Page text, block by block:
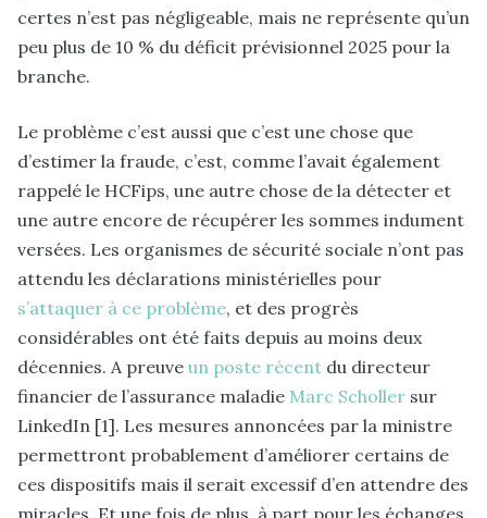
certes n’est pas négligeable, mais ne représente qu’un
peu plus de 10 % du déficit prévisionnel 2025 pour la
branche.
Le problème c’est aussi que c’est une chose que
d’estimer la fraude, c’est, comme l’avait également
rappelé le HCFips, une autre chose de la détecter et
une autre encore de récupérer les sommes indument
versées. Les organismes de sécurité sociale n’ont pas
attendu les déclarations ministérielles pour
s’attaquer à ce problème, et des progrès
considérables ont été faits depuis au moins deux
décennies. A preuve un poste récent du directeur
financier de l’assurance maladie Marc Scholler sur
LinkedIn [1]. Les mesures annoncées par la ministre
permettront probablement d’améliorer certains de
ces dispositifs mais il serait excessif d’en attendre des
miracles. Et une fois de plus, à part pour les échanges